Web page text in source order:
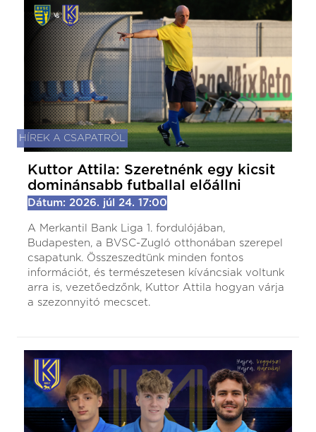
HÍREK A CSAPATRÓL
Kuttor Attila: Szeretnénk egy kicsit
dominánsabb futballal előállni
Dátum: 2026. júl 24. 17:00
A Merkantil Bank Liga 1. fordulójában,
Budapesten, a BVSC-Zugló otthonában szerepel
csapatunk. Összeszedtünk minden fontos
információt, és természetesen kíváncsiak voltunk
arra is, vezetőedzőnk, Kuttor Attila hogyan várja
a szezonnyitó mecscet.